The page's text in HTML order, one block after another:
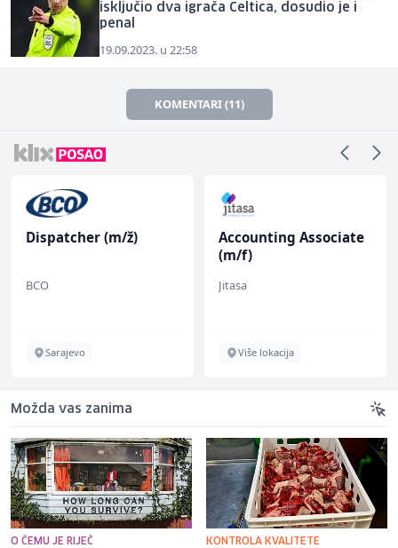
isključio dva igrača Celtica, dosudio je i
penal
19.09.2023. u 22:58
KOMENTARI (11)
Dispatcher (m/ž)
BCO
Sarajevo
Accounting Associate
(m/f)
Jitasa
Više lokacija
Možda vas zanima
O ČEMU JE RIJEČ KONTROLA KVALITETE